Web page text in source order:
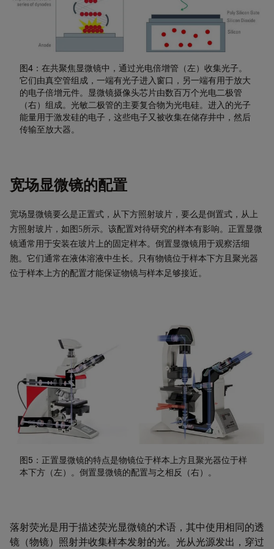
图4：在共聚焦显微镜中，通过光电倍增管（左）收集光子。
它们由真空管组成，一端有光子进入窗口，另一端有用于放大
的电子倍增元件。显微镜摄像头芯片由数百万个光电二极管
（右）组成。光敏二极管的主要复合物为光电硅。进入的光子
能量用于激发硅的电子，这些电子又被收集在储存井中，然后
传输至放大器。
宽场显微镜的配置
宽场显微镜要么是正置式，从下方照射玻片，要么是倒置式，从上
方照射玻片，如图 5所示。该配置对待研究的样本有影响。正置显微
镜通常用于安装在玻片上的固定样本。倒置显微镜用于观察活细
胞。它们通常在液体溶液中生长。只有物镜位于样本下方且聚光器
位于样本上方的配置才能保证物镜与样本足够接近。
图5：正置显微镜的特点是物镜位于样本上方且聚光器位于样
本下方（左）。倒置显微镜的配置与之相反（右）。
落射荧光是用于描述荧光显微镜的术语，其中使用相同的透
镜（物镜）照射并收集样本发射的光。光从光源发出，穿过